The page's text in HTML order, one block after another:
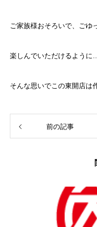
ご家族様おそろいで、ごゆ
楽しんでいただけるように…
そんな思いでこの東開店は
前の記事